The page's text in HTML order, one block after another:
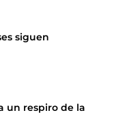
siguen
un respiro de la